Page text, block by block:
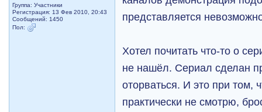
Группа: Участники
Регистрация: 13 Фев 2010, 20:43
Сообщений: 1450
Пол:
представляется
Хотел почитать что-то о
не нашёл. Сериал сделан
оторваться. И это при том,
практически не смотрю,